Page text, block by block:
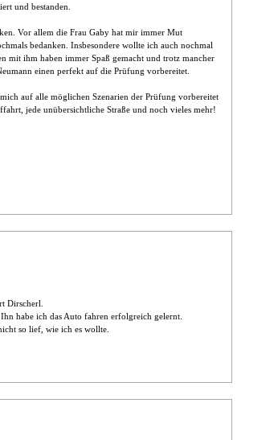
und bestanden.
Vor allem die Frau Gaby hat mir immer Mut
bedanken. Insbesondere wollte ich auch nochmal
mit ihm haben immer Spaß gemacht und trotz mancher
einen perfekt auf die Prüfung vorbereitet.
auf alle möglichen Szenarien der Prüfung vorbereitet
jede unübersichtliche Straße und noch vieles mehr!
Dirscherl.
habe ich das Auto fahren erfolgreich gelernt.
so lief, wie ich es wollte.